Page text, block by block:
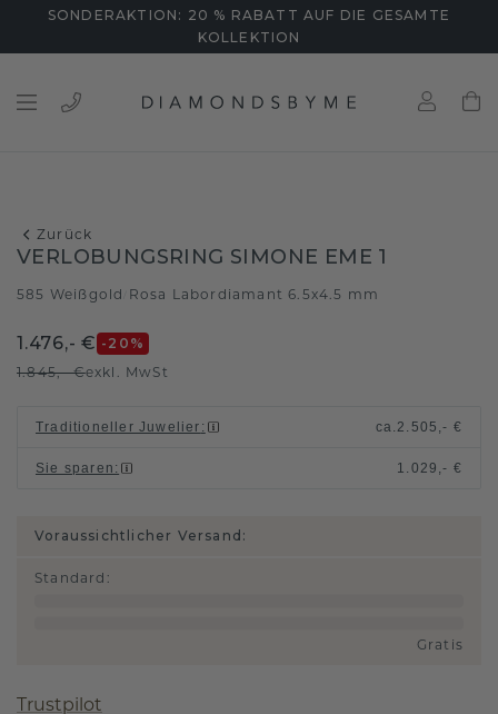
SONDERAKTION: 20 % RABATT AUF DIE GESAMTE
KOLLEKTION
Zurück
VERLOBUNGSRING SIMONE EME 1
585 Weißgold Rosa Labordiamant 6.5x4.5 mm
1.476,- € -20 %
1.845,- €exkl. MwSt
Traditioneller Juwelier : ca.2.505,- €
Sie sparen : 1.029,- €
Voraussichtlicher Versand:
Standard :
Gratis
Trustpilot